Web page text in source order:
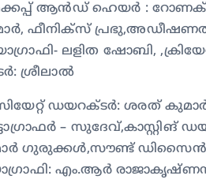
ആൻഡ് ഹെയർ : റോണക്സ്
ഫീനിക്സ് പ്രഭു,അഡീഷണൽ
ലളിത ഷോബി,
ശ്രീലാൽ
ഡയറക്ടർ: ശരത്
– സുദേവ്,കാസ്റ്റിങ്
ഗുരുക്കൾ,സൗണ്ട് ഡിസൈൻ:
എം.ആർ രാജാകൃഷ്ണൻ,